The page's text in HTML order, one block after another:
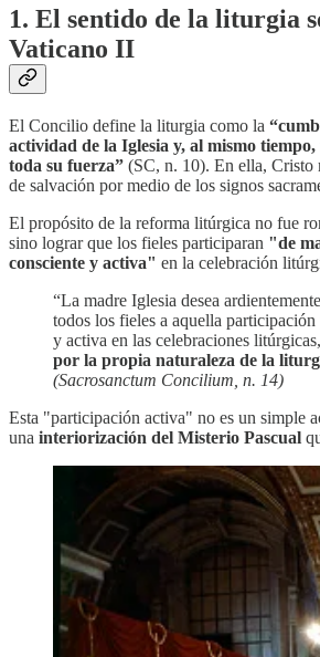
1. El sentido de la liturgia
Vaticano II
El Concilio define la liturgia como la
actividad de la Iglesia y, al mismo
toda su fuerza” (SC, n. 10). En ella, Cristo
de salvación por medio de los signos
El propósito de la reforma litúrgica no fue
sino lograr que los fieles participaran "de
consciente y activa" en la celebración
“La madre Iglesia desea
todos los fieles a aquella participación
y activa en las celebraciones
por la propia naturaleza de la
(Sacrosanctum Concilium, n. 14)
Esta "participación activa" no es un simple
una interiorización del Misterio Pascual